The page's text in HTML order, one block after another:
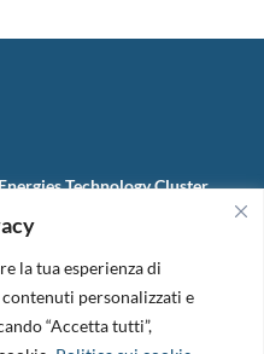
la tua esperienza di
personalizzati e
“Accetta tutti”,
Technology Cluster